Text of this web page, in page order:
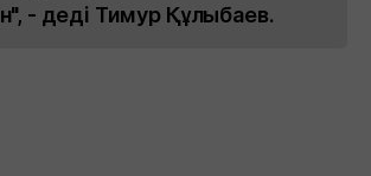
- деді Тимур Құлыбаев.